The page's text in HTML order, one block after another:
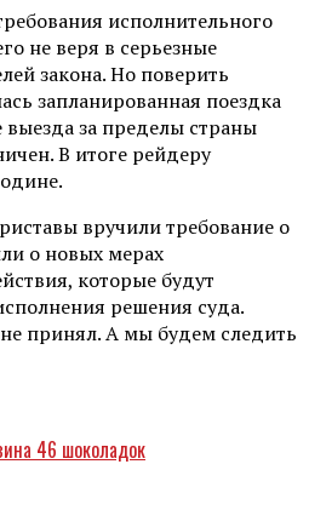
исполнительного
не веря в серьезные
закона. Но поверить
запланированная поездка
выезда за пределы страны
В итоге рейдеру
вручили требование о
о новых мерах
которые будут
решения суда.
принял. А мы будем следить
46 шоколадок